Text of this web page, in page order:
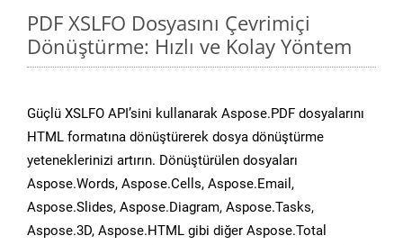
PDF XSLFO Dosyasını Çevrimiçi
Dönüştürme: Hızlı ve Kolay Yöntem
Güçlü XSLFO API’sini kullanarak Aspose.PDF dosyalarını
HTML formatına dönüştürerek dosya dönüştürme
yeteneklerinizi artırın. Dönüştürülen dosyaları
Aspose.Words, Aspose.Cells, Aspose.Email,
Aspose.Slides, Aspose.Diagram, Aspose.Tasks,
Aspose.3D, Aspose.HTML gibi diğer Aspose.Total